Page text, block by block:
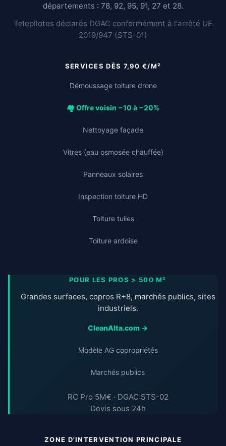
départements : 78, 92, 95, 91, 27 et 28.
Telepilotes déclarés DGAC conformément à l'arrêté UE
2019/947 (STS-01)
SERVICES DÈS 7,90 €/M²
Démoussage toiture drone
🏘️ Offre voisin −10 à −20%
Nettoyage façade
Vitres (eau osmosée chauffée)
Panneaux solaires
Inspection toiture HD
Toiture tuiles
Toiture ardoise
POUR LES PROS > 500 M²
Grandes surfaces, copros R+8, marchés publics, sites
industriels.
CleanAlta.com →
Modèle AG copropriétés
Marchés publics
RC Pro 5M€ · DGAC STS-02
Devis sous 24h
ZONE D'INTERVENTION PRINCIPALE